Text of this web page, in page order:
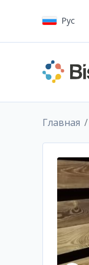
Рус
Главная